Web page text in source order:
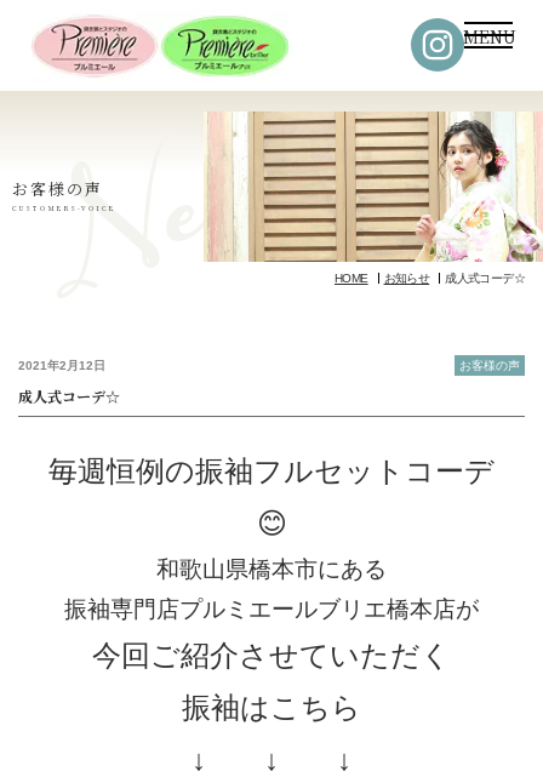
MENU
HOME お知らせ 成人式コーデ☆
お客様の声
CUSTOMERS-VOICE
2021年2月12日 お客様の声
成人式コーデ☆
毎週恒例の振袖フルセットコーデ
😊
和歌山県橋本市にある
振袖専門店プルミエールブリエ橋本店が
今回ご紹介させていただく
振袖はこちら
↓ ↓ ↓